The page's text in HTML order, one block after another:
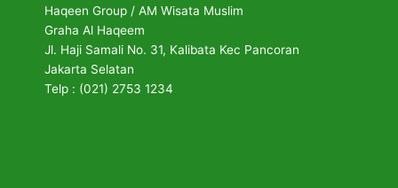
Haqeen Group / AM Wisata Muslim
Graha Al Haqeem
Jl. Haji Samali No. 31, Kalibata Kec Pancoran
Jakarta Selatan
Telp : (021) 2753 1234